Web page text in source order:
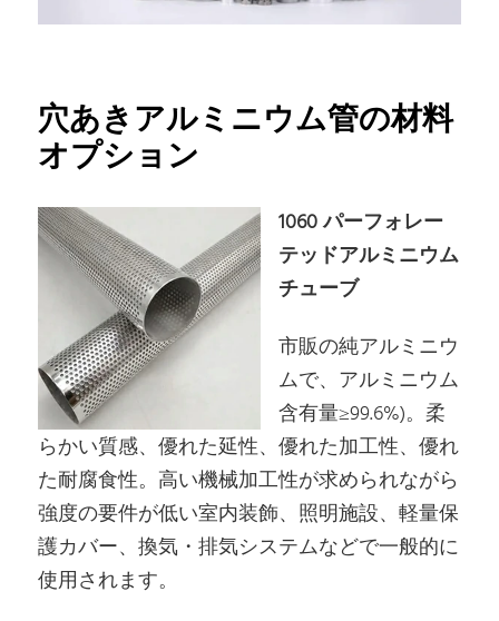
穴あきアルミニウム管の材料
オプション
1060 パーフォレー
テッドアルミニウム
チューブ
市販の純アルミニウ
ムで、アルミニウム
含有量≥99.6%)。柔
らかい質感、優れた延性、優れた加工性、優れ
た耐腐食性。高い機械加工性が求められながら
強度の要件が低い室内装飾、照明施設、軽量保
護カバー、換気・排気システムなどで一般的に
使用されます。